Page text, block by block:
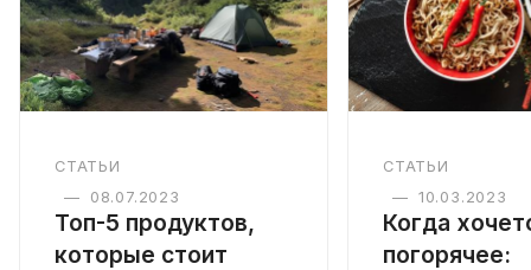
СТАТЬИ
—
08.07.2023
Топ-5 продуктов,
которые стоит
СТАТЬИ
— 10.03.2023
Когда
погорячее: